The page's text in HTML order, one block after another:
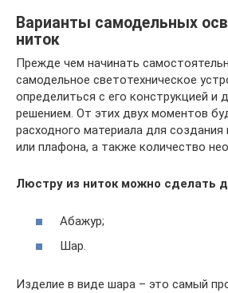
Варианты самодельных
ниток
Прежде чем начинать
самодельное светотехническое
определиться с его конструкцией и
решением. От этих двух моментов
расходного материала для создания
или плафона, а также количество
Люстру из ниток можно сделать
Абажур;
Шар.
Изделие в виде шара – это самый